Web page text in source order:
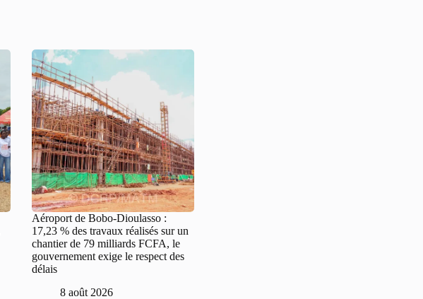
Aéroport de Bobo-Dioulasso :
17,23 % des travaux réalisés sur un
chantier de 79 milliards FCFA, le
gouvernement exige le respect des
délais
8 août 2026